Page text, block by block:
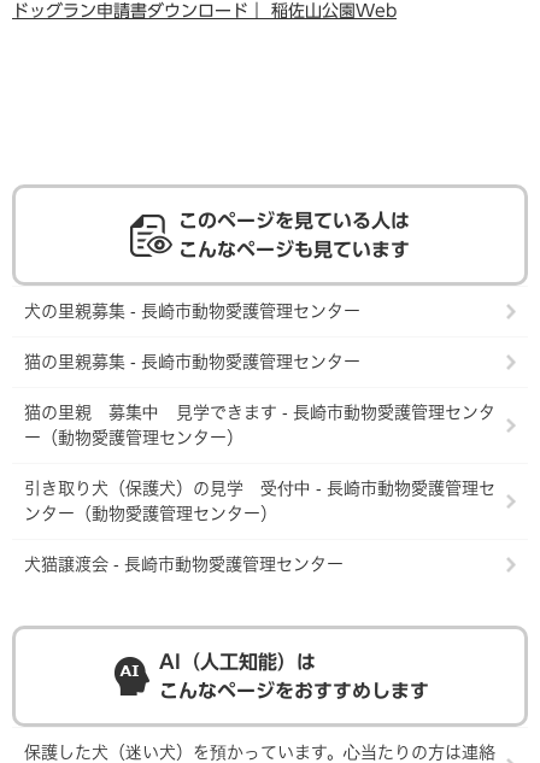
ドッグラン申請書ダウンロード｜ 稲佐山公園Web
このページを見ている人は
こんなページも見ています
犬の里親募集 - 長崎市動物愛護管理センター
猫の里親募集 - 長崎市動物愛護管理センター
猫の里親 募集中 見学できます - 長崎市動物愛護管理センタ
ー（動物愛護管理センター）
引き取り犬（保護犬）の見学 受付中 - 長崎市動物愛護管理セ
ンター（動物愛護管理センター）
犬猫譲渡会 - 長崎市動物愛護管理センター
AI（人工知能）は
こんなページをおすすめします
保護した犬（迷い犬）を預かっています。心当たりの方は連絡